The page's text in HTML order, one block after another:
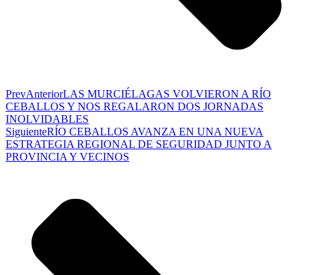
PrevAnteriorLAS MURCIÉLAGAS VOLVIERON A RÍO
CEBALLOS Y NOS REGALARON DOS JORNADAS
INOLVIDABLES
SiguienteRÍO CEBALLOS AVANZA EN UNA NUEVA
ESTRATEGIA REGIONAL DE SEGURIDAD JUNTO A
PROVINCIA Y VECINOS